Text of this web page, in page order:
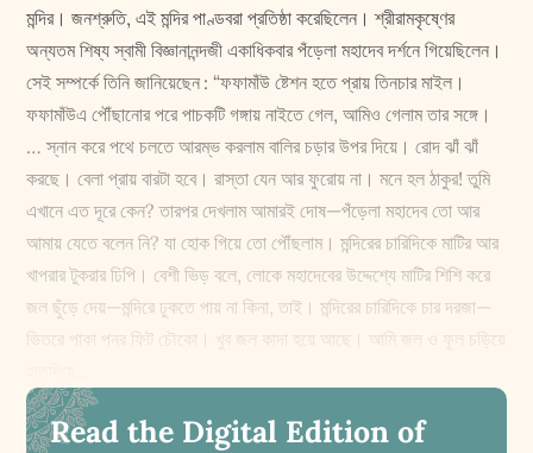
মন্দির। জনশ্রুতি, এই মন্দির পাণ্ডবরা প্রতিষ্ঠা করেছিলেন। শ্রীরামকৃষ্ণের
অন্যতম শিষ্য স্বামী বিজ্ঞানানন্দজী একাধিকবার পঁড়েলা মহাদেব দর্শনে গিয়েছিলেন।
সেই সম্পর্কে তিনি জানিয়েছেন : “ফফামাঁউ ষ্টেশন হতে প্রায় তিনচার মাইল।
ফফামাঁউএ পৌঁছানোর পরে পাচকটি গঙ্গায় নাইতে গেল, আমিও গেলাম তার সঙ্গে।
… স্নান করে পথে চলতে আরম্ভ করলাম বালির চড়ার উপর দিয়ে। রোদ ঝাঁ ঝাঁ
করছে। বেলা প্রায় বারটা হবে। রাস্তা যেন আর ফুরোয় না। মনে হল ঠাকুর! তুমি
এখানে এত দূরে কেন? তারপর দেখলাম আমারই দোষ—পঁড়েলা মহাদেব তো আর
আমায় যেতে বলেন নি? যা হোক গিয়ে তো পৌঁছলাম। মন্দিরের চারিদিকে মাটির আর
খাপরার টুকরার ঢিপি। বেশী ভিড় বলে, লোকে মহাদেবের উদ্দেশ্যে মাটির শিশি করে
জল ছুঁড়ে দেয়—মন্দিরে ঢুকতে পায় না কিনা, তাই। মন্দিরের চারিদিকে চার দরজা—
ভিতরে পাকা পনর ফিট চৌকো। খুব জল কাদা হয়ে আছে। আমি জল ও ফুল চড়িয়ে
Read the Digital Edition of